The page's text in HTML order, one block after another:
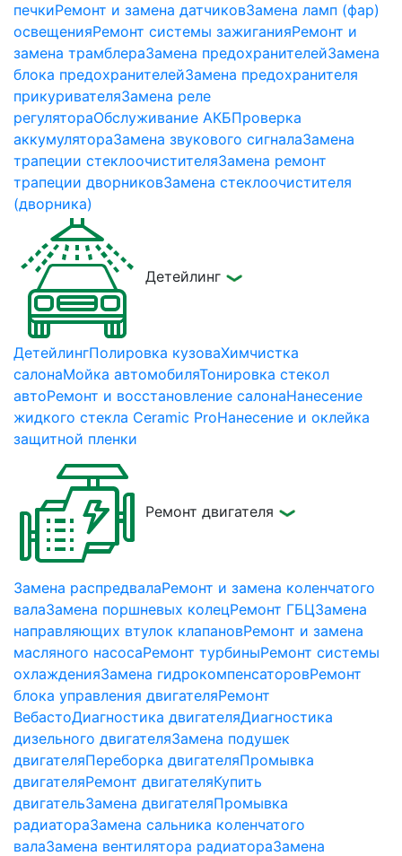
печкиРемонт и замена датчиковЗамена ламп (фар)
освещенияРемонт системы зажиганияРемонт и
замена трамблераЗамена предохранителейЗамена
блока предохранителейЗамена предохранителя
прикуривателяЗамена реле
регулятораОбслуживание АКБПроверка
аккумулятораЗамена звукового сигналаЗамена
трапеции стеклоочистителяЗамена ремонт
трапеции дворниковЗамена стеклоочистителя
(дворника)
Детейлинг
ДетейлингПолировка кузоваХимчистка
салонаМойка автомобиляТонировка стекол
автоРемонт и восстановление салонаНанесение
жидкого стекла Ceramic ProНанесение и оклейка
защитной пленки
Ремонт двигателя
Замена распредвалаРемонт и замена коленчатого
валаЗамена поршневых колецРемонт ГБЦЗамена
направляющих втулок клапановРемонт и замена
масляного насосаРемонт турбиныРемонт системы
охлажденияЗамена гидрокомпенсаторовРемонт
блока управления двигателяРемонт
ВебастоДиагностика двигателяДиагностика
дизельного двигателяЗамена подушек
двигателяПереборка двигателяПромывка
двигателяРемонт двигателяКупить
двигательЗамена двигателяПромывка
радиатораЗамена сальника коленчатого
валаЗамена вентилятора радиатораЗамена